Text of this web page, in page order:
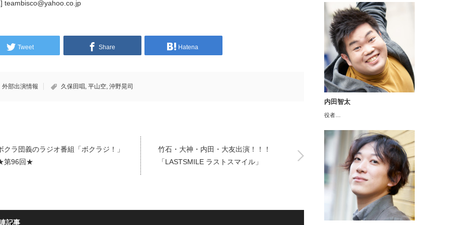
teambisco@yahoo.co.jp
Tweet Share Hatena
外部出演情報 久保田唱, 平山空, 沖野晃司
クラ団義のラジオ番組「ボクラジ！」
第96回★
竹石・大神・内田・大友出演！！！
「LASTSMILE ラストスマイル」
記事
内田智太
役者…